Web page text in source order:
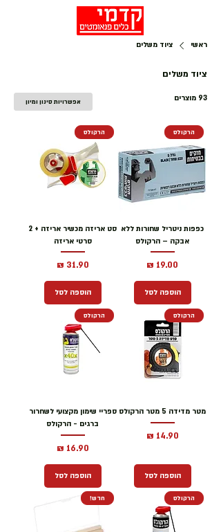
ראשי ציוד משלים
ציוד משלים
93 מוצרים אפשרויות סינון ומיון
הרקולס
כפפות ניטריל שחורות ללא
אבקה – הרקולס
מחיר
הוספה לסל
הרקולס
סט אריזה מכשיר אריזה + 2
סרטי אריזה
מחיר
הוספה לסל
הרקולס
מטר מדידה 5 מטר הרקולס
מחיר
הוספה לסל
הרקולס
ספריי שימון מקצועי לשחרור
ברגים - הרקולס
מחיר
הוספה לסל
הרקולס חדש!